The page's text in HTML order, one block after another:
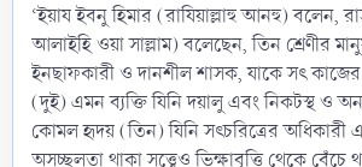
‘ইয়ায ইবনু হিমার (রাযিয়াল্লাহু আনহু) বলেন,
আলাইহি ওয়া সাল্লাম) বলেছেন, তিন শ্রেণীর
ইনছাফকারী ও দানশীল শাসক, যাকে সৎ কাজের
(দুই) এমন ব্যক্তি যিনি দয়ালু এবং নিকটস্থ ও
কোমল হৃদয় (তিন) যিনি সৎচরিত্রের অধিকারী
অসচ্ছলতা থাকা সত্ত্বেও ভিক্ষাবৃত্তি থেকে বেঁচে